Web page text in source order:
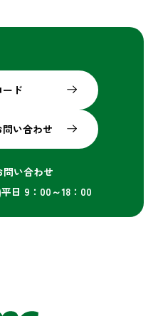
ド
い合わせ
問い合わせ
平日 9：00～18：00